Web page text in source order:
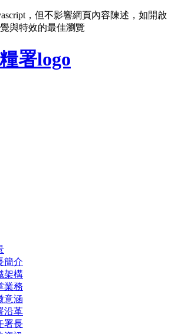
，但不影響網頁內容陳述，如開啟
與特效的最佳瀏覽
簡介
架構
業務
意涵
沿革
署長